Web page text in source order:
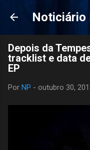
Pular
Noticiário
Depois da
tracklist e data
EP
Por NP - outubro 30,